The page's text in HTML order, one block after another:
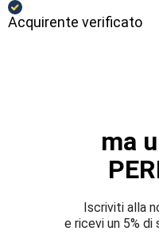
Acquirente verificato
ma
Iscriviti alla
e ricevi un 5%